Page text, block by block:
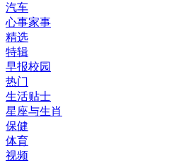
汽车
心事家事
精选
特辑
早报校园
热门
生活贴士
星座与生肖
保健
体育
视频